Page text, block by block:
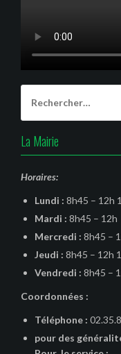
La Mairie
Horaires:
Lundi : 8h45 – 12h
Mardi : 8h45 – 12h
Mercredi : 8h45 –
Jeudi : 8h45 – 12h
Vendredi : 8h45 –
Coordonnées :
Téléphone :
pour des